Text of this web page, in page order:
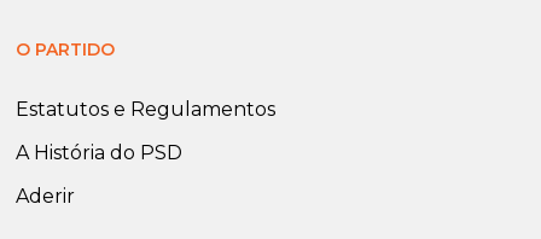
O PARTIDO
Estatutos e Regulamentos
A História do PSD
Aderir